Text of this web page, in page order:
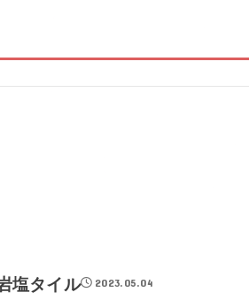
塩タイル 2023.05.04